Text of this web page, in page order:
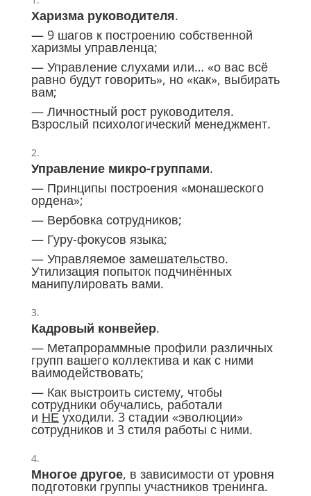
Харизма руководителя.
— 9 шагов к построению собственной
харизмы управленца;
— Управление слухами или… «о вас всё
равно будут говорить», но «как», выбирать
вам;
— Личностный рост руководителя.
Взрослый психологический менеджмент.
Управление микро-группами.
— Принципы построения «монашеского
ордена»;
— Вербовка сотрудников;
— Гуру-фокусов языка;
— Управляемое замешательство.
Утилизация попыток подчинённых
манипулировать вами.
Кадровый конвейер.
— Метапрораммные профили различных
групп вашего коллектива и как с ними
ваимодействовать;
— Как выстроить систему, чтобы
сотрудники обучались, работали
и НЕуходили. 3 стадии «эволюции»
сотрудников и 3 стиля работы с ними.
Многое другое, в зависимости от уровня
подготовки группы участников тренинга.